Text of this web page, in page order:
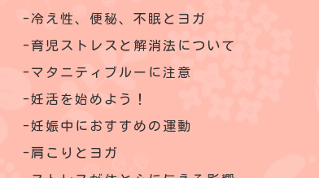
冷え性、便秘、不眠とヨガ
育児ストレスと解消法について
マタニティブルーに注意
妊活を始めよう！
妊娠中におすすめの運動
肩こりとヨガ